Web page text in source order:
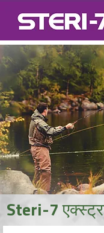
Steri-7